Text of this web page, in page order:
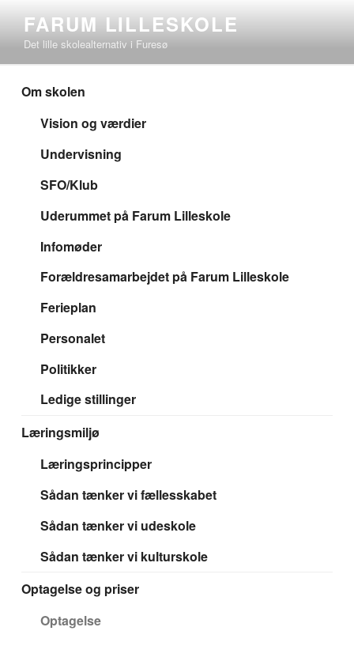
indhold
FARUM LILLESKOLE
Det lille skolealternativ i Furesø
Om skolen
Vision og værdier
Undervisning
SFO/Klub
Uderummet på Farum Lilleskole
Infomøder
Forældresamarbejdet på Farum Lilleskole
Ferieplan
Personalet
Politikker
Ledige stillinger
Læringsmiljø
Læringsprincipper
Sådan tænker vi fællesskabet
Sådan tænker vi udeskole
Sådan tænker vi kulturskole
Optagelse og priser
Optagelse